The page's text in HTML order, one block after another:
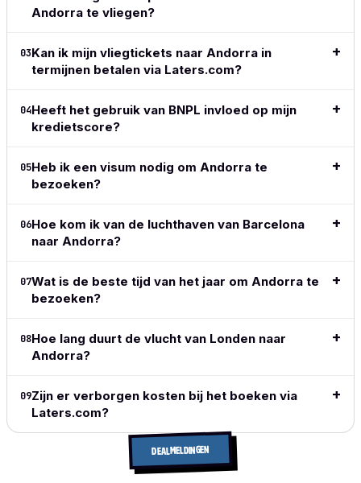
volledige
review→
Lees de
review
→
methods,
of crypto
Simple,
clean,
does
what I
Lees de
Andorra te vliegen?
03Kan ik mijn vliegtickets naar Andorra in
termijnen betalen via Laters.com?
04Heeft het gebruik van BNPL invloed op mijn
kredietscore?
05Heb ik een visum nodig om Andorra te
bezoeken?
06Hoe kom ik van de luchthaven van Barcelona
naar Andorra?
07Wat is de beste tijd van het jaar om Andorra te
bezoeken?
08Hoe lang duurt de vlucht van Londen naar
Andorra?
09Zijn er verborgen kosten bij het boeken via
Laters.com?
DEALMELDINGEN